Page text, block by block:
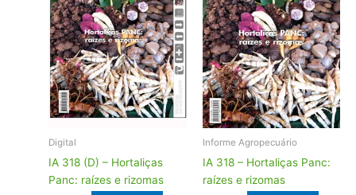
Digital
IA 318 (D) – Hortaliças
Panc: raízes e rizomas
Informe Agropecuário
IA 318 – Hortaliças Panc:
raízes e rizomas